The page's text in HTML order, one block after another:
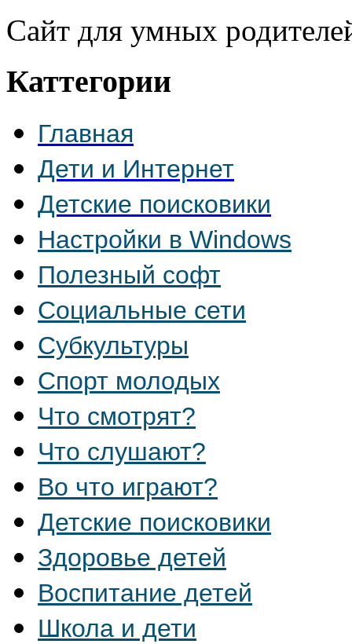
Сайт для умных
Каттегории
Главная
Дети и Интернет
Детские поисковики
Настройки в Windows
Полезный софт
Социальные сети
Субкультуры
Спорт молодых
Что смотрят?
Что слушают?
Во что играют?
Детские поисковики
Здоровье детей
Воспитание детей
Школа и дети